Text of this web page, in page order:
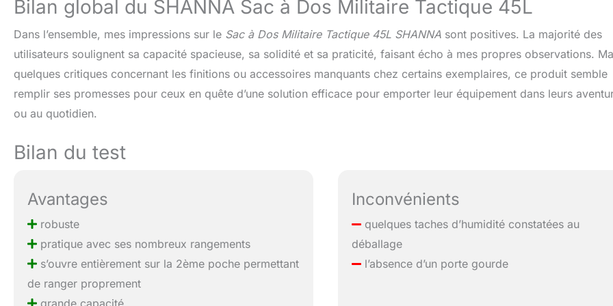
Bilan global du SHANNA Sac à Dos Militaire Tactique 45L
Dans l’ensemble, mes impressions sur le Sac à Dos Militaire Tactique 45L SHANNA sont positives. La majorité des
utilisateurs soulignent sa capacité spacieuse, sa solidité et sa praticité, faisant écho à mes propres observations.
quelques critiques concernant les finitions ou accessoires manquants chez certains exemplaires, ce produit semble
remplir ses promesses pour ceux en quête d’une solution efficace pour emporter leur équipement dans leurs
ou au quotidien.
Bilan du test
Avantages
robuste
pratique avec ses nombreux rangements
s’ouvre entièrement sur la 2ème poche permettant
de ranger proprement
grande capacité
Inconvénients
quelques taches d’humidité constatées au
déballage
l’absence d’un porte gourde